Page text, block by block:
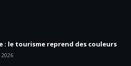
: le tourisme reprend des couleurs